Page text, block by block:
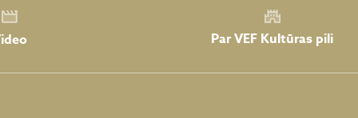
Par VEF Kultūras pili